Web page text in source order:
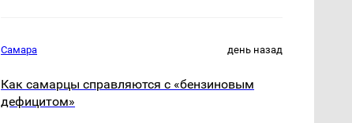
Самара день назад
Как самарцы справляются с «бензиновым
дефицитом»